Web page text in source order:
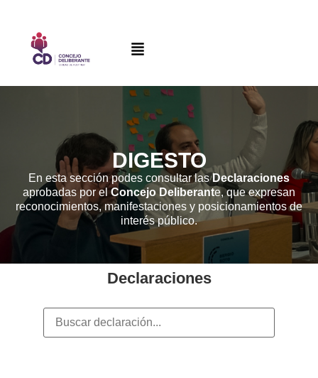
En esta sección podes consultar lasDeclaraciones
aprobadas por elConcejo Deliberante, que expresan
reconocimientos, manifestaciones y posicionamientos de
interés público.
DIGESTO
Declaraciones